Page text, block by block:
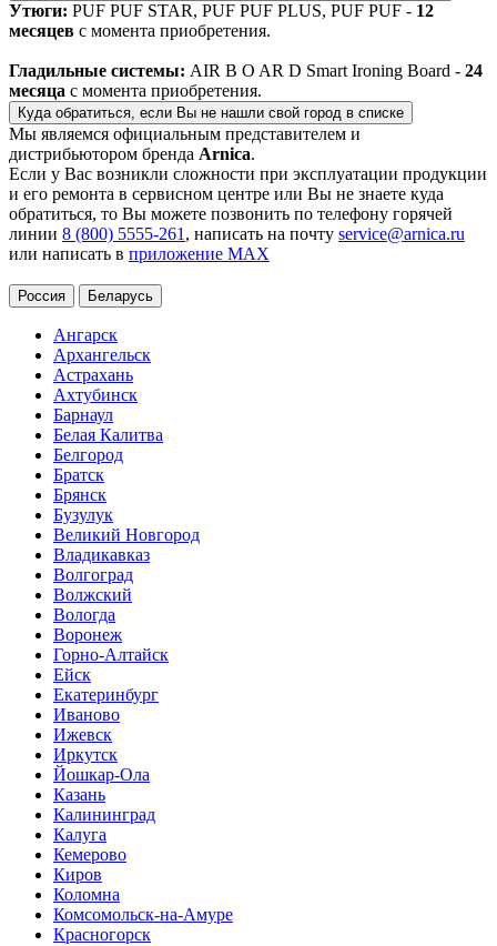
Утюги: PUF PUF STAR, PUF PUF PLUS, PUF PUF - 12
месяцев с момента приобретения.
Гладильные системы: AIR B O AR D Smart Ironing Board - 24
месяца с момента приобретения.
Куда обратиться, если Вы не нашли свой город в списке
Мы являемся официальным представителем и
дистрибьютором бренда Arnica.
Если у Вас возникли сложности при эксплуатации продукции
и его ремонта в сервисном центре или Вы не знаете куда
обратиться, то Вы можете позвонить по телефону горячей
линии 8 (800) 5555-261 , написать на почту service@arnica.ru
или написать в приложение MAX
Россия Беларусь
Ангарск
Архангельск
Астрахань
Ахтубинск
Барнаул
Белая Калитва
Белгород
Братск
Брянск
Бузулук
Великий Новгород
Владикавказ
Волгоград
Волжский
Вологда
Воронеж
Горно-Алтайск
Ейск
Екатеринбург
Иваново
Ижевск
Иркутск
Йошкар-Ола
Казань
Калининград
Калуга
Кемерово
Киров
Коломна
Комсомольск-на-Амуре
Красногорск